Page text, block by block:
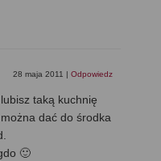
28 maja 2011 | Odpowiedz
taką kuchnię
można dać do środka
🙂